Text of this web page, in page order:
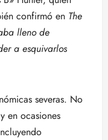
confirmó en The
lleno de
a esquivarlos
severas. No
en ocasiones